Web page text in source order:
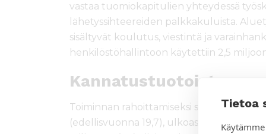
Tietoa
vastaa tuomiokapitulien yhteydessä
lähetyssihteereiden palkkakuluista.
sisältyvät koulutus, viestintä ja
henkilöstöhallintoon käytettiin 2,5
Kannatustuotoista
Toiminnan rahoittamiseksi saatiin
(edellisvuonna 19,7),